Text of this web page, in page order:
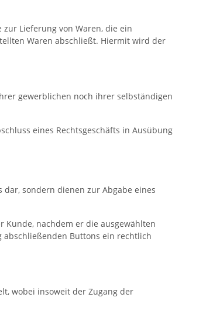
zur Lieferung von Waren, die ein
Waren abschließt. Hiermit wird der
gewerblichen noch ihrer selbständigen
eines Rechtsgeschäfts in Ausübung
sondern dienen zur Abgabe eines
Kunde, nachdem er die ausgewählten
Buttons ein rechtlich
wobei insoweit der Zugang der